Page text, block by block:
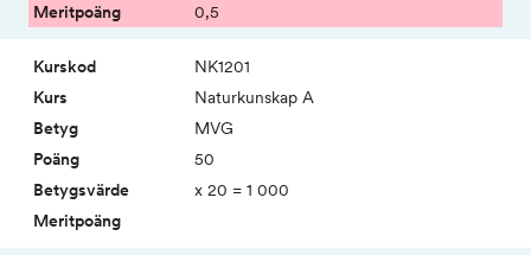
0,5
NK1201
Natur­kunskap A
MVG
50
x 20 = 1 000